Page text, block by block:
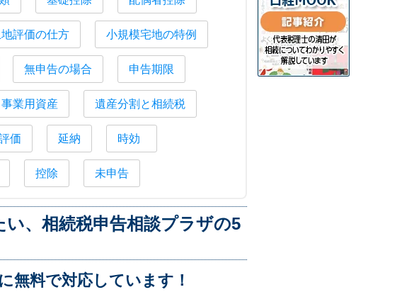
地評価の仕方 小規模宅地の特例
無申告の場合 申告期限
事業用資産 遺産分割と相続税
価 延納 時効
控除 未申告
、相続税申告相談プラザの5
無料で対応しています！